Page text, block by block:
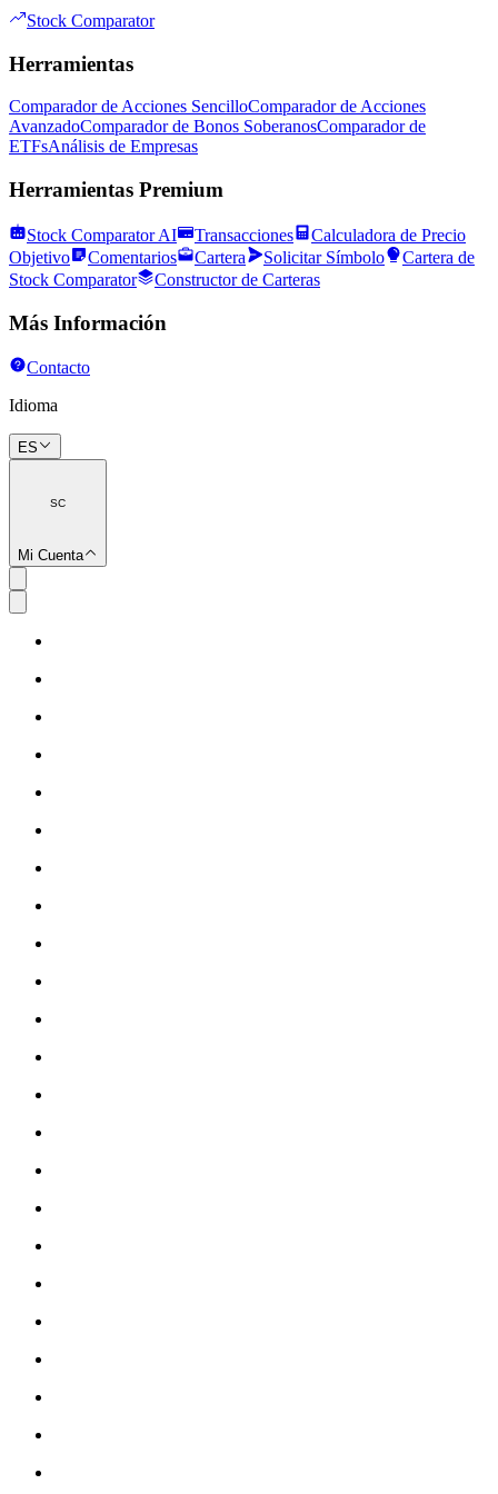
Stock Comparator
Herramientas
Comparador de Acciones SencilloComparador de Acciones
AvanzadoComparador de Bonos SoberanosComparador de
ETFsAnálisis de Empresas
Herramientas Premium
Stock Comparator AI Transacciones
Calculadora de Precio
Objetivo
Comentarios Cartera Solicitar Símbolo
Cartera de
Stock Comparator
Constructor de Carteras
Más Información
Contacto
Idioma
ES
SC
Mi Cuenta